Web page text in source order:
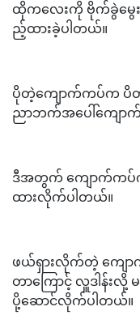
ထိုကလေးကို ဗိုက်ခွဲမွေး
ည့်ထားခဲ့ပါတယ်။
ပိုတဲ့ကျောက်ကပ်က ပိတ်
ညာဘက်အပေါ်ကျော
ဒီအတွက် ကျောက်ကပ်
ထားလိုက်ပါတယ်။
ဖယ်ရှားလိုက်တဲ့ ကျေ
တာကြောင့် လှူဒါန်းလို့
ပို့ဆောင်လိုက်ပါတယ်။